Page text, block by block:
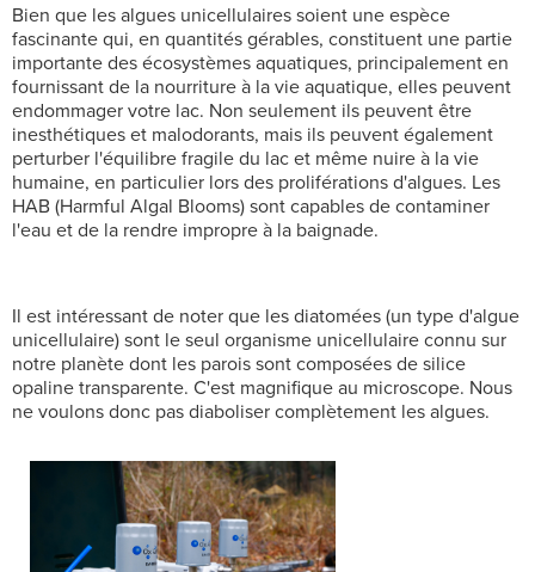
Bien que les algues unicellulaires soient une espèce
fascinante qui, en quantités gérables, constituent une partie
importante des écosystèmes aquatiques, principalement en
fournissant de la nourriture à la vie aquatique, elles peuvent
endommager votre lac. Non seulement ils peuvent être
inesthétiques et malodorants, mais ils peuvent également
perturber l'équilibre fragile du lac et même nuire à la vie
humaine, en particulier lors des proliférations d'algues. Les
HAB (Harmful Algal Blooms) sont capables de contaminer
l'eau et de la rendre impropre à la baignade.
Il est intéressant de noter que les diatomées (un type d'algue
unicellulaire) sont le seul organisme unicellulaire connu sur
notre planète dont les parois sont composées de silice
opaline transparente. C'est magnifique au microscope. Nous
ne voulons donc pas diaboliser complètement les algues.